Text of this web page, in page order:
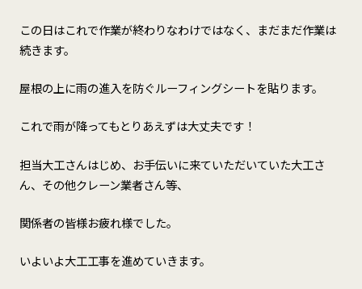
この日はこれで作業が終わりなわけではなく、まだまだ作業は
続きます。
屋根の上に雨の進入を防ぐルーフィングシートを貼ります。
これで雨が降ってもとりあえずは大丈夫です！
担当大工さんはじめ、お手伝いに来ていただいていた大工さ
ん、その他クレーン業者さん等、
関係者の皆様お疲れ様でした。
いよいよ大工工事を進めていきます。